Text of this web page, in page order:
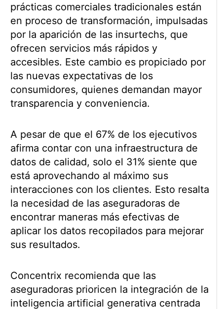
prácticas comerciales tradicionales están
en proceso de transformación, impulsadas
por la aparición de las insurtechs, que
ofrecen servicios más rápidos y
accesibles. Este cambio es propiciado por
las nuevas expectativas de los
consumidores, quienes demandan mayor
transparencia y conveniencia.
A pesar de que el 67% de los ejecutivos
afirma contar con una infraestructura de
datos de calidad, solo el 31% siente que
está aprovechando al máximo sus
interacciones con los clientes. Esto resalta
la necesidad de las aseguradoras de
encontrar maneras más efectivas de
aplicar los datos recopilados para mejorar
sus resultados.
Concentrix recomienda que las
aseguradoras prioricen la integración de la
inteligencia artificial generativa centrada